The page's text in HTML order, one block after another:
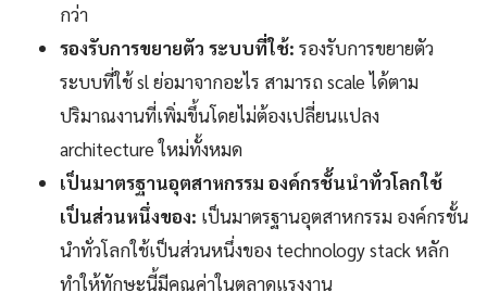
กว่า
รองรับการขยายตัว ระบบที่ใช้: รองรับการขยายตัว
ระบบที่ใช้ sl ย่อมาจากอะไร สามารถ scale ได้ตาม
ปริมาณงานที่เพิ่มขึ้นโดยไม่ต้องเปลี่ยนแปลง
architecture ใหม่ทั้งหมด
เป็นมาตรฐานอุตสาหกรรม องค์กรชั้นนำทั่วโลกใช้
เป็นส่วนหนึ่งของ: เป็นมาตรฐานอุตสาหกรรม องค์กรชั้น
นำทั่วโลกใช้เป็นส่วนหนึ่งของ technology stack หลัก
ทำให้ทักษะนี้มีคุณค่าในตลาดแรงงาน